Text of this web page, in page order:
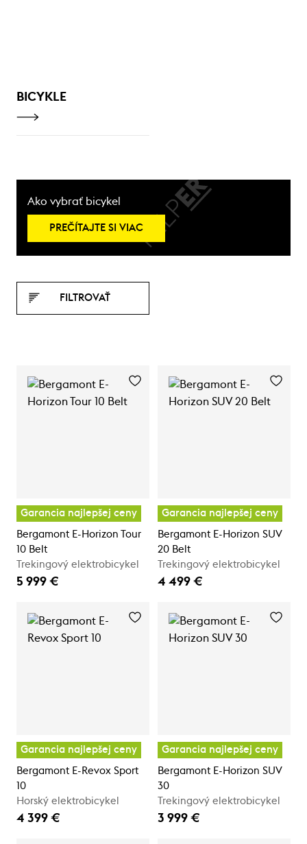
BICYKLE
Ako vybrať bicykel
PREČÍTAJTE SI VIAC
FILTROVAŤ
Garancia najlepšej ceny
Bergamont E-Horizon Tour
10 Belt
Trekingový elektrobicykel
5 999 €
Garancia najlepšej ceny
Bergamont E-Horizon SUV
20 Belt
Trekingový elektrobicykel
4 499 €
Garancia najlepšej ceny
Bergamont E-Revox Sport
10
Horský elektrobicykel
4 399 €
Garancia najlepšej ceny
Bergamont E-Horizon SUV
30
Trekingový elektrobicykel
3 999 €